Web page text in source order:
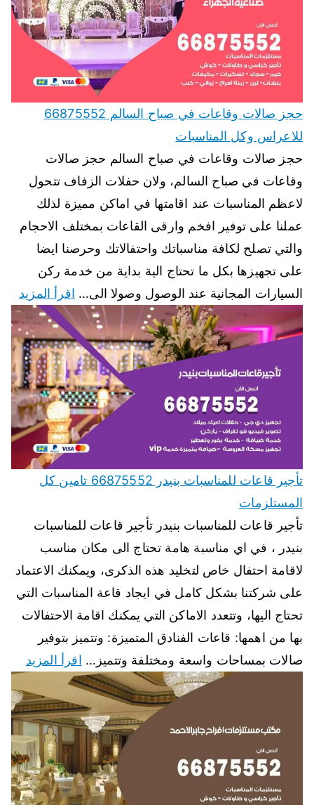
حجز صالات وقاعات في صباح السالم 66875552
للاعراس وكل المناسبات
حجز صالات وقاعات في صباح السالم حجز صالات
وقاعات في صباح السالم، ولان حفلات الزفاف تتحول
لاعظم المناسبات عند اقامتها في اماكن مميزة لذلك
عملنا على توفير افخم وارقى القاعات بمختلف الاحجام
والتي تصلح لكافة مناسباتك واحتفالاتك وحرصنا ايضا
على تجهيزها بكل ما تحتاج الية بداية من خدمة ركن
السيارات المجانية عند الوصول وصولا الى… اقرأ المزيد
تأجير قاعات للمناسبات بنيدر 66875552 تامين كل
المستلزمات
تأجير قاعات للمناسبات بنيدر تأجير قاعات للمناسبات
بنيدر ، في اي مناسبة هامة تحتاج الى مكان مناسب
لاقامة احتفال خاص لتخليد هذه الذكرى، ويمكنك الاعتماد
على شركتنا بشكل كامل في ايجاد قاعة المناسبات التي
تحتاج اليها، وتتعدد الاماكن التي يمكنك اقامة الاحتفالات
بها من اهمها: قاعات الفنادق المتميزة: وتتميز بتوفير
صالات بمساحات واسعة ومختلفة وتتميز… اقرأ المزيد